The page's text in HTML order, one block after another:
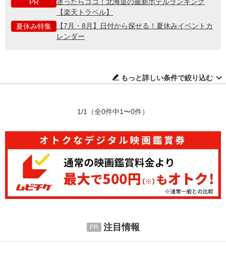
PR
【楽天トラベル】
夏休み特集
【7月・8月】日付から探せる！夏休みイベントカ
レンダー
もっと詳しい条件で絞り込む
1/1 （全0件中1〜0件）
注目情報